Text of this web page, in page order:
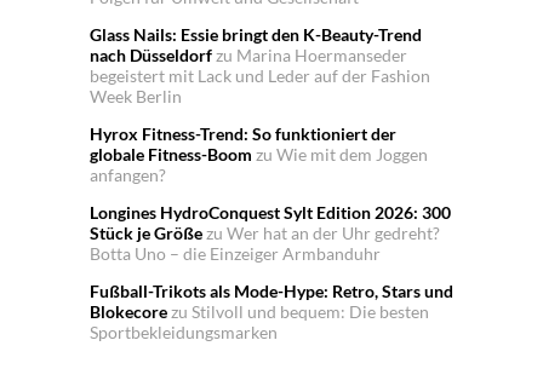
Glass Nails: Essie bringt den K-Beauty-Trend
nach Düsseldorfzu Marina Hoermanseder
begeistert mit Lack und Leder auf der Fashion
Week Berlin
Hyrox Fitness-Trend: So funktioniert der
globale Fitness-Boom zu Wie mit dem Joggen
anfangen?
Longines HydroConquest Sylt Edition 2026: 300
Stück je Größezu Wer hat an der Uhr gedreht?
Botta Uno – die Einzeiger Armbanduhr
Fußball-Trikots als Mode-Hype: Retro, Stars und
Blokecorezu Stilvoll und bequem: Die besten
Sportbekleidungsmarken